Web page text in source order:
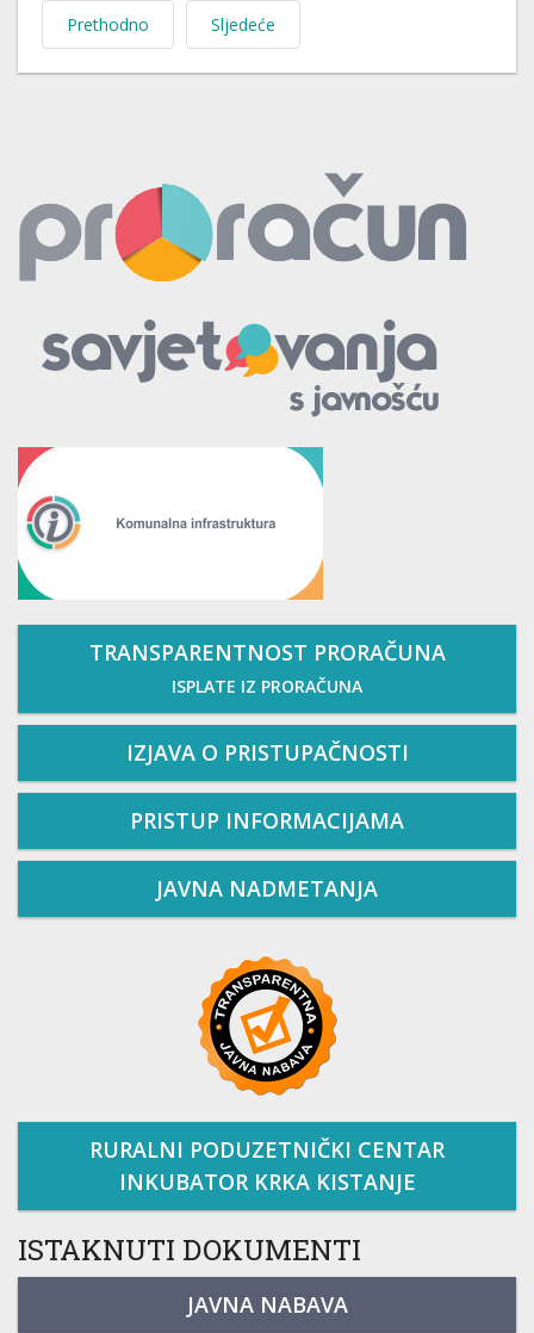
Prethodno Sljedeće
TRANSPARENTNOST PRORAČUNA
ISPLATE IZ PRORAČUNA
IZJAVA O PRISTUPAČNOSTI
PRISTUP INFORMACIJAMA
JAVNA NADMETANJA
RURALNI PODUZETNIČKI CENTAR
INKUBATOR KRKA KISTANJE
ISTAKNUTI DOKUMENTI
JAVNA NABAVA